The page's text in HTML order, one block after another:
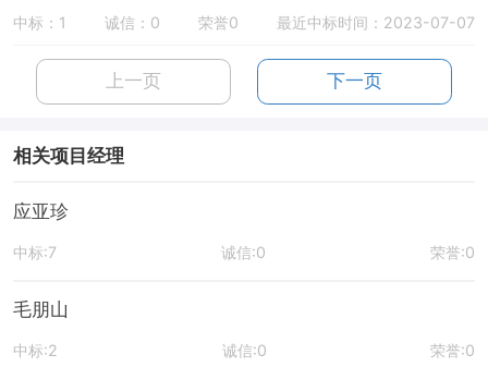
中标：1 诚信：0 荣誉0 最近中标时间：2023-07-07
上一页 下一页
相关项目经理
应亚珍
中标:7 诚信:0 荣誉:0
毛朋山
中标:2 诚信:0 荣誉:0